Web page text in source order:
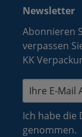
Newsletter
Abonnieren
verpassen
KK
Ich habe die
genommen.